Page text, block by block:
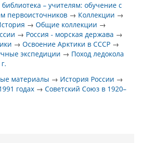
– учителям: обучение с
первоисточников → Коллекции →
→Общие коллекции →
→ Россия - морская держава →
→Освоение Арктики в СССР →
экспедиции → Поход ледокола
материалы → История России →
годах →Советский Союз в 1920–